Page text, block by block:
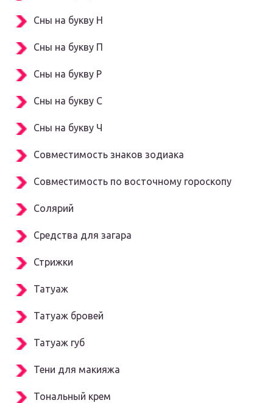
Сны на букву Н
Сны на букву П
Сны на букву Р
Сны на букву С
Сны на букву Ч
Совместимость знаков зодиака
Совместимость по восточному гороскопу
Солярий
Средства для загара
Стрижки
Татуаж
Татуаж бровей
Татуаж губ
Тени для макияжа
Тональный крем